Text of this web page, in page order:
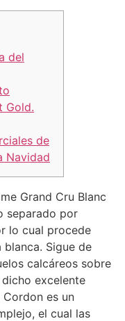
del
Gold.
de
Navidad
Grand Cru Blanc
separado por
lo cual procede
Sigue de
calcáreos sobre
excelente
Cordon es un
el cual las